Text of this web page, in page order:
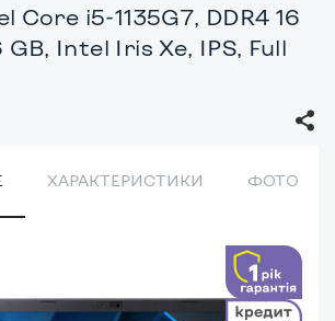
Core i5-1135G7, DDR4 16
GB, Intel Iris Xe, IPS, Full
ХАРАКТЕРИСТИКИ ФОТО